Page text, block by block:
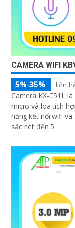
CAMERA WIFI
5%-35%
liên
Camera KX-C51L
micro và loa tích hợp để
năng kết nối wifi và
sắc nét đến 5